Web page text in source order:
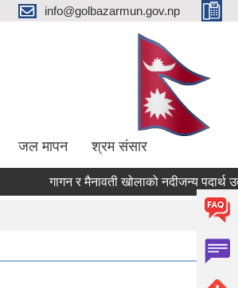
info@golbazarmun.gov.np
जल मापन श्रम संसार
गागन र मैनावती खोलाको नदीजन्य पदार्थ